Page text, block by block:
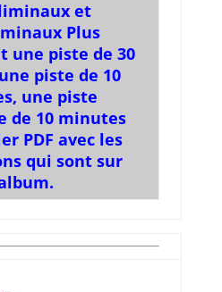
et
Plus
une piste de 30
piste de 10
une piste
de 10 minutes
PDF avec les
qui sont sur